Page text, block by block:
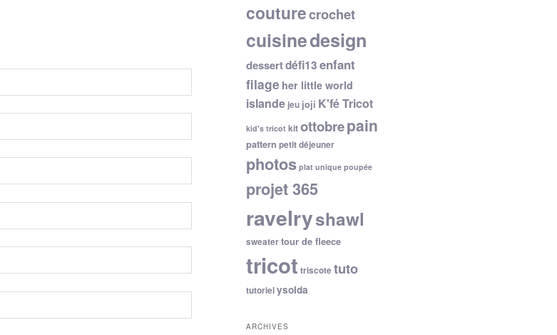
couturecrochet
cuisinedesign
dessertdéfi13enfant
filage her little world
islande jeu joji K'fé Tricot
kid's tricot kitottobrepain
pattern petit déjeuner
photos plat unique poupée
projet 365
ravelryshawl
sweatertour de fleece
tricot triscote tuto
tutorielysolda
ARCHIVES